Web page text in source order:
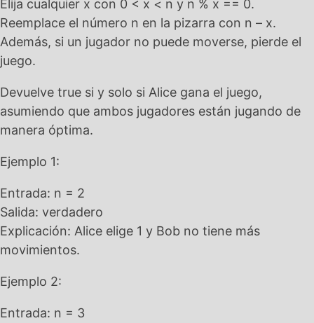
Elija cualquier x con 0 < x < n y n % x == 0.
Reemplace el número n en la pizarra con n – x.
Además, si un jugador no puede moverse, pierde el
juego.
Devuelve true si y solo si Alice gana el juego,
asumiendo que ambos jugadores están jugando de
manera óptima.
Ejemplo 1:
Entrada: n = 2
Salida: verdadero
Explicación: Alice elige 1 y Bob no tiene más
movimientos.
Ejemplo 2:
Entrada: n = 3